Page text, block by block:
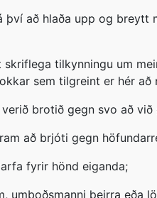
því að hlaða upp og breytt
tilkynningu um
sem tilgreint er hér að
brotið gegn svo að
að brjóti gegn
fyrir hönd eiganda;
umboðsmanni þeirra eða